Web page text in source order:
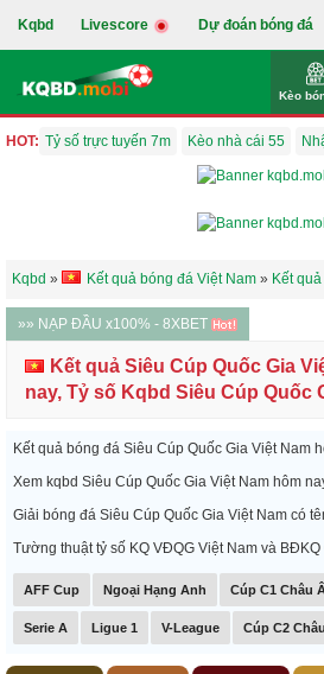
Kqbd Livescore Dự đoán bóng đá
Kèo
HOT: Tỷ số trực tuyến 7m Kèo nhà cái 55
Kqbd » Kết quả bóng đá Việt Nam » Kết
»» NẠP ĐẦU x100% - 8XBET
Kết quả Siêu Cúp Quốc Gia
nay, Tỷ số Kqbd Siêu Cúp Quốc
Kết quả bóng đá Siêu Cúp Quốc Gia Việt Nam
Xem kqbd Siêu Cúp Quốc Gia Việt Nam hôm
Giải bóng đá Siêu Cúp Quốc Gia Việt Nam có
Tường thuật tỷ số KQ VĐQG Việt Nam và
AFF Cup Ngoại Hạng Anh Cúp C1 Châu
Serie A Ligue 1 V-League Cúp C2